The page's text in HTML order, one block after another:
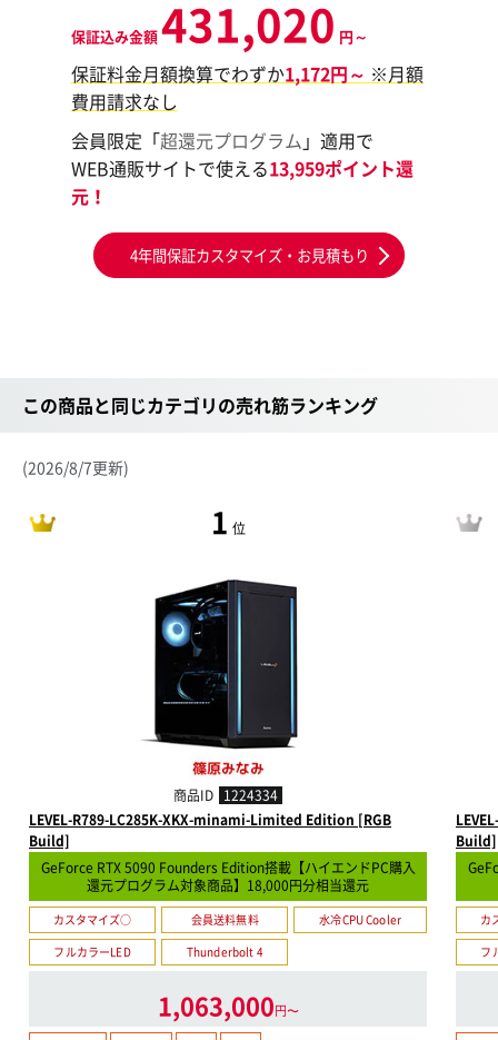
保証込み金額431,020 円～
保証料金月額換算でわずか1,172円～ ※月額
費用請求なし
会員限定「超還元プログラム 」適用で
WEB通販サイトで使える13,959ポイント還
元！
4年間保証カスタマイズ・お見積もり
この商品と同じカテゴリの売れ筋ランキング
(2026/8/7更新)
1 位
商品ID 1224334
LEVEL-R789-LC285K-XKX-minami-Limited Edition [RGB
Build]
GeForce RTX 5090 Founders Edition搭載【ハイエンドPC購入
還元プログラム対象商品】18,000円分相当還元
カスタマイズ○ 会員送料無料
水冷CPU Cooler
フルカラーLED
Thunderbolt 4
1,063,000円〜
Build]
カ
フ